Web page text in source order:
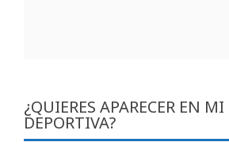
¿QUIERES APARECER EN
DEPORTIVA?